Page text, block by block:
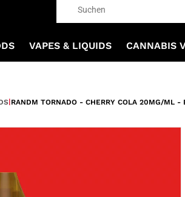
VAPES & LIQUIDS CANNABIS
RANDM TORNADO - CHERRY COLA 20MG/ML -